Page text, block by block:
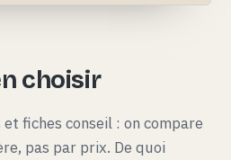
choisir
fiches conseil : on compare
pas par prix. De quoi